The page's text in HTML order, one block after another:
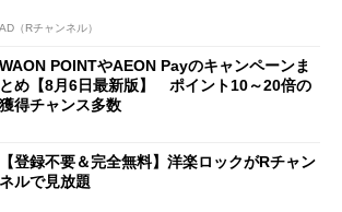
AD（Rチャンネル）
WAON POINTやAEON Payのキャンペーンま
とめ【8月6日最新版】 ポイント10～20倍の
獲得チャンス多数
【登録不要＆完全無料】洋楽ロックがRチャン
ネルで見放題